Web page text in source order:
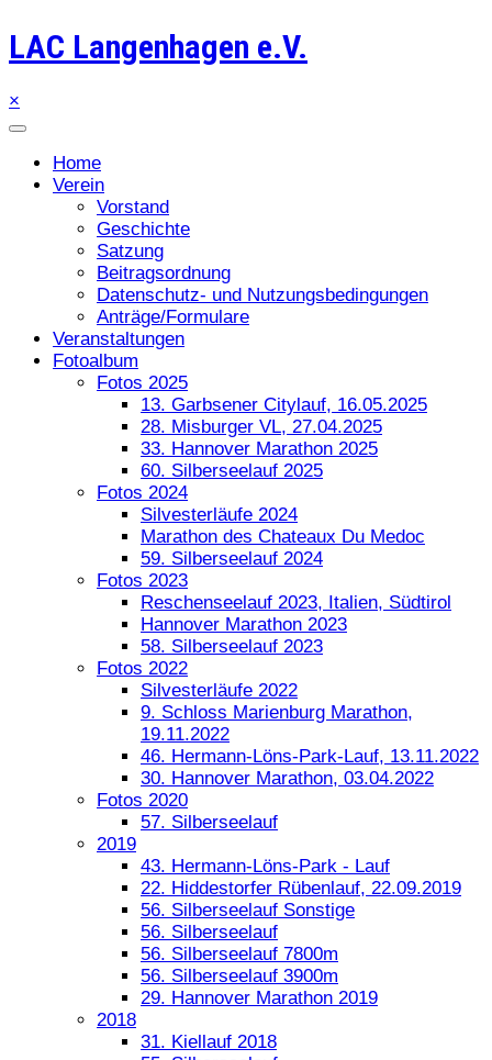
LAC Langenhagen e.V.
×
Home
Verein
Vorstand
Geschichte
Satzung
Beitragsordnung
Datenschutz- und Nutzungsbedingungen
Anträge/Formulare
Veranstaltungen
Fotoalbum
Fotos 2025
13. Garbsener Citylauf, 16.05.2025
28. Misburger VL, 27.04.2025
33. Hannover Marathon 2025
60. Silberseelauf 2025
Fotos 2024
Silvesterläufe 2024
Marathon des Chateaux Du Medoc
59. Silberseelauf 2024
Fotos 2023
Reschenseelauf 2023, Italien, Südtirol
Hannover Marathon 2023
58. Silberseelauf 2023
Fotos 2022
Silvesterläufe 2022
9. Schloss Marienburg Marathon,
19.11.2022
46. Hermann-Löns-Park-Lauf, 13.11.2022
30. Hannover Marathon, 03.04.2022
Fotos 2020
57. Silberseelauf
2019
43. Hermann-Löns-Park - Lauf
22. Hiddestorfer Rübenlauf, 22.09.2019
56. Silberseelauf Sonstige
56. Silberseelauf
56. Silberseelauf 7800m
56. Silberseelauf 3900m
29. Hannover Marathon 2019
2018
31. Kiellauf 2018